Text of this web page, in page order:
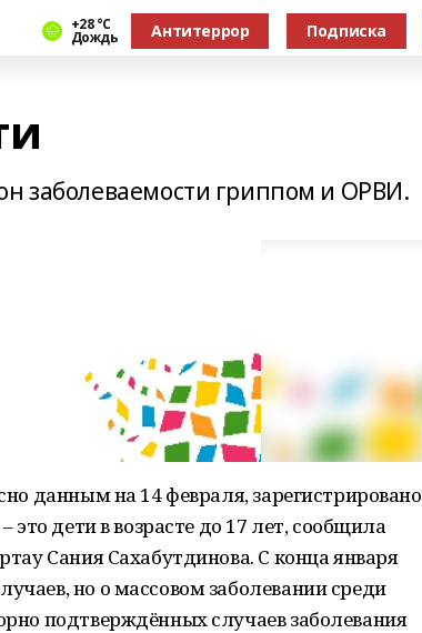
+28 °С
Дождь Антитеррор Подписка
заболеваемости гриппом и ОРВИ.
данным на 14 февраля, зарегистрировано
это дети в возрасте до 17 лет, сообщила
Сания Сахабутдинова. С конца января
но о массовом заболевании среди
подтверждённых случаев заболевания